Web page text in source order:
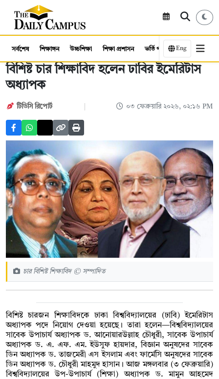
সর্বশেষ শিক্ষাঙ্গন উচ্চশিক্ষা শিক্ষা প্রশাসন ভর্তি পরীক্ষা কর্মসংস্থান
Eng
বিশিষ্ট চার শিক্ষাবিদ হলেন ঢাবির ইমেরিটাস
অধ্যাপক
টিডিসি রিপোর্ট ০৩ ফেব্রুয়ারি ২০২৬, ০২:১৬ PM
চার বিশিষ্ট শিক্ষাবিদ © সম্পাদিত
বিশিষ্ট চারজন শিক্ষাবিদকে ঢাকা বিশ্ববিদ্যালয়ের (ঢাবি) ইমেরিটাস
অধ্যাপক পদে নিয়োগ দেওয়া হয়েছে। তারা হলেন—বিশ্ববিদ্যালয়ের
সাবেক উপাচার্য অধ্যাপক ড. আনোয়ারউল্লাহ চৌধুরী, সাবেক উপাচার্য
অধ্যাপক ড. এ. এফ. এম. ইউসুফ হায়দার, বিজ্ঞান অনুষদের সাবেক
ডিন অধ্যাপক ড. তাজমেরী এস ইসলাম এবং ফার্মেসি অনুষদের সাবেক
ডিন অধ্যাপক ড. চৌধুরী মাহমুদ হাসান। আজ মঙ্গলবার (৩ ফেব্রুয়ারি)
বিশ্ববিদ্যালয়ের উপ-উপাচার্য (শিক্ষা) অধ্যাপক ড. মামুন আহমেদ